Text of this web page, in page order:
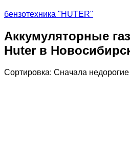
бензотехника "HUTER"
Аккумуляторные
Huter в
Сортировка: Cначала недорогие